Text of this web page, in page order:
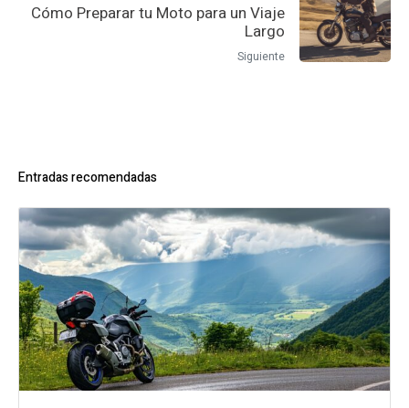
Cómo Preparar tu Moto para un Viaje
Largo
Siguiente
Entradas recomendadas